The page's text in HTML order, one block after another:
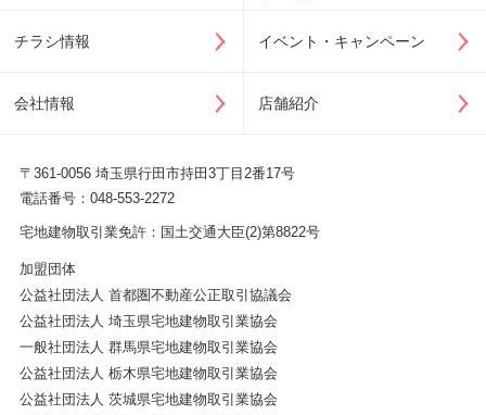
チラシ情報 イベント・キャンペーン
会社情報 店舗紹介
〒361-0056 埼玉県行田市持田3丁目2番17号
電話番号：048-553-2272
宅地建物取引業免許：国土交通大臣(2)第8822号
加盟団体
公益社団法人 首都圏不動産公正取引協議会
公益社団法人 埼玉県宅地建物取引業協会
一般社団法人 群馬県宅地建物取引業協会
公益社団法人 栃木県宅地建物取引業協会
公益社団法人 茨城県宅地建物取引業協会